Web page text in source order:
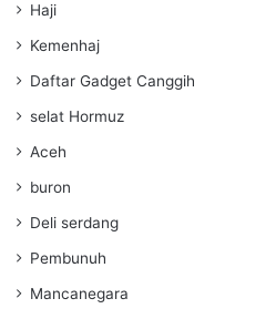
Haji
Kemenhaj
Daftar Gadget Canggih
selat Hormuz
Aceh
buron
Deli serdang
Pembunuh
Mancanegara